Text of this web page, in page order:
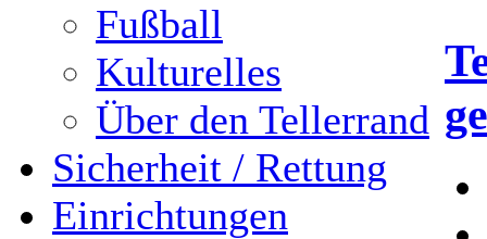
Fußball
Kulturelles
Über den Tellerrand
Sicherheit / Rettung
Einrichtungen